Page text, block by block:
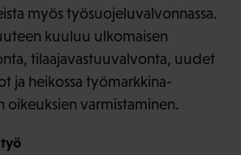
myös työsuojeluvalvonnassa.
kuuluu ulkomaisen
tilaajavastuuvalvonta, uudet
ja heikossa työmarkkina-
oikeuksien varmistaminen.